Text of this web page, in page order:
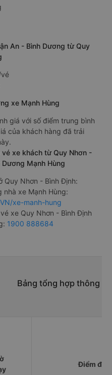
An - Bình Dương từ Quy
xe Mạnh Hùng
giá với số điểm trung bình
của khách hàng đã trải
xe khách từ Quy Nhơn -
Mạnh Hùng
Quy Nhơn - Bình Định:
nhà xe Mạnh Hùng:
xe-manh-hung
xe Quy Nhơn - Bình Định
1900 888684
Bảng tổng hợp thông
Điểm đi